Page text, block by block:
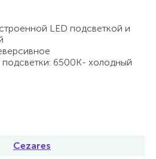
LED подсветкой и
6500K- холодный
Cezares